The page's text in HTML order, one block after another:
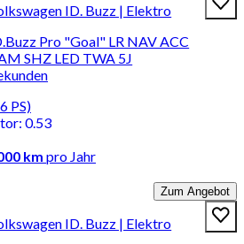
ID. Buzz | Elektro
Pro "Goal" LR NAV ACC
SHZ LED TWA 5J
PS)
: 0.53
km pro Jahr
Zum Angebot
ID. Buzz | Elektro